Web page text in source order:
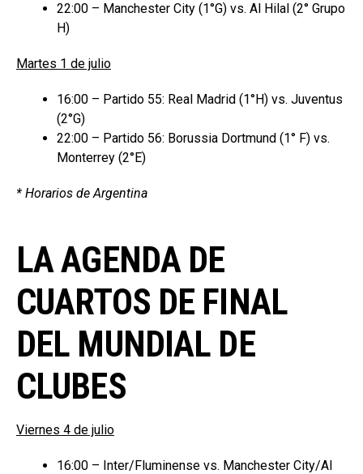
22:00 – Manchester City (1°G) vs. Al Hilal (2° Grupo
H)
Martes 1 de julio
16:00 – Partido 55: Real Madrid (1°H) vs. Juventus
(2°G)
22:00 – Partido 56: Borussia Dortmund (1° F) vs.
Monterrey (2°E)
* Horarios de Argentina
LA AGENDA DE
CUARTOS DE FINAL
DEL MUNDIAL DE
CLUBES
Viernes 4 de julio
16:00 – Inter/Fluminense vs. Manchester City/Al